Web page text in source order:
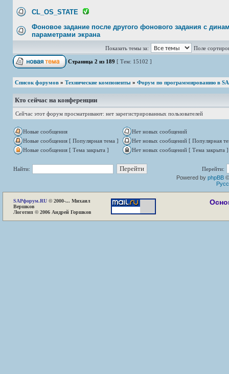
CL_OS_STATE
Фоновое задание после другого фонового задания с
параметрами экрана
Показать темы за: Поле
Страница 2 из 189 [ Тем: 15102 ]
Список форумов » Технические компоненты » Форум по программированию в
Кто сейчас на конференции
Сейчас этот форум просматривают: нет зарегистрированных пользователей
Новые сообщения
Нет новых сообщений
Новые сообщения [ Популярная тема ]
Нет новых сообщений [ Популярная
Новые сообщения [ Тема закрыта ]
Нет новых сообщений [ Тема закрыта ]
Найти:
Перейти:
Powered by phpBB
SAPфорум.RU © 2000-... Михаил
Вершков
Логотип © 2006 Андрей Горшков